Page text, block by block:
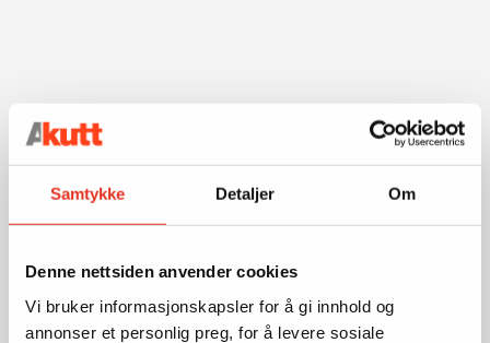
Samtykke Detaljer Om
Denne nettsiden anvender cookies
Vi bruker informasjonskapsler for å gi innhold og
annonser et personlig preg, for å levere sosiale